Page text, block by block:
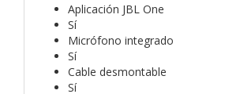
Aplicación JBL One
Sí
Micrófono integrado
Sí
Cable desmontable
Sí